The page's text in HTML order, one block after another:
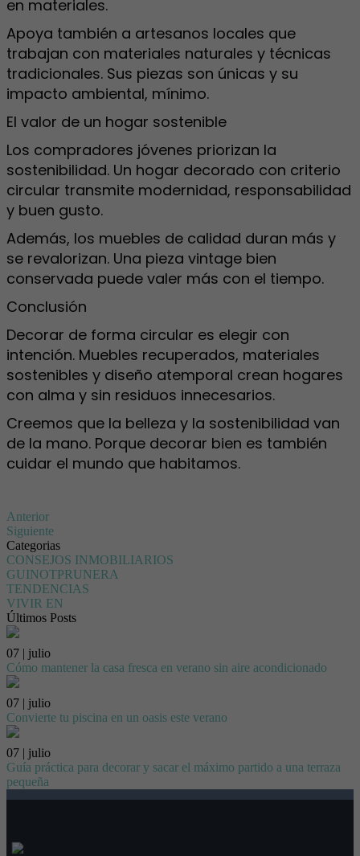
en materiales.
Apoya también a artesanos locales que
trabajan con materiales naturales y técnicas
tradicionales. Sus piezas son únicas y su
impacto ambiental, mínimo.
El valor de un hogar sostenible
Los compradores jóvenes priorizan la
sostenibilidad. Un hogar decorado con criterio
circular transmite modernidad, responsabilidad
y buen gusto.
Además, los muebles de calidad duran más y
se revalorizan. Una pieza vintage bien
conservada puede valer más con el tiempo.
Conclusión
Decorar de forma circular es elegir con
intención. Muebles recuperados, materiales
sostenibles y diseño atemporal crean hogares
con alma y sin residuos innecesarios.
Creemos que la belleza y la sostenibilidad van
de la mano. Porque decorar bien es también
cuidar el mundo que habitamos.
Anterior
Siguiente
Categorias
CONSEJOS INMOBILIARIOS
GUINOTPRUNERA
TENDENCIAS
VIVIR EN
Últimos Posts
07 | julio
Cómo mantener la casa fresca en verano sin aire acondicionado
07 | julio
Convierte tu piscina en un oasis este verano
07 | julio
Guía práctica para decorar y sacar el máximo partido a una terraza
pequeña